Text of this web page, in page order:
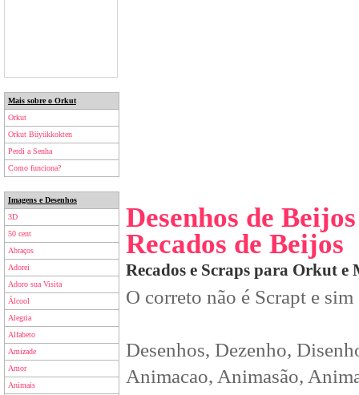
Mais sobre o Orkut
Orkut
Orkut Büyükkokten
Perdi a Senha
Como funciona?
Imagens e Desenhos
3D
50 cent
Abraços
Adorei
Adoro sua Visita
Álcool
Alegria
Alfabeto
Amizade
Amor
Animais
Desenhos de Beijos
Recados de Beijos
Recados e Scraps para Orkut e
O correto não é Scrapt e
Desenhos, Dezenho,
Animacao, Animasão,